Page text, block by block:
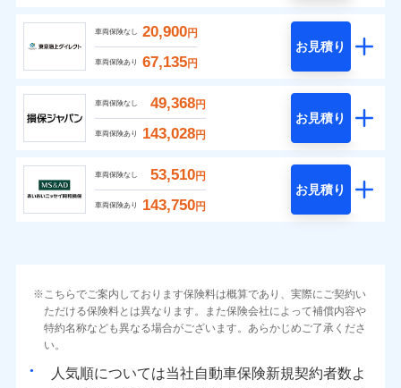
車両保険なし 20,900円
車両保険あり 67,135円
お見積り
車両保険なし 49,368円
車両保険あり 143,028円
お見積り
車両保険なし 53,510円
車両保険あり 143,750円
お見積り
こちらでご案内しております保険料は概算であり、実際にご契約い
ただける保険料とは異なります。また保険会社によって補償内容や
特約名称なども異なる場合がございます。あらかじめご了承くださ
い。
人気順については当社
新規契約者数よ